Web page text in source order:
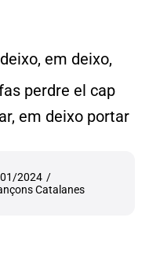
em deixo,
perdre el cap
em deixo portar
2024 /
Catalanes